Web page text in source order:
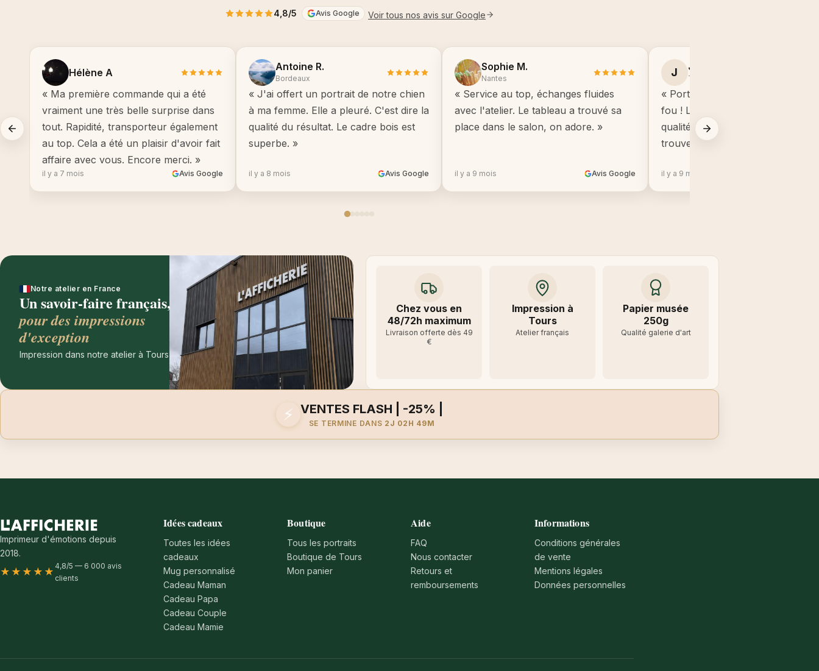
4,8/5 Avis Google Voir tous nos avis sur Google
Hélène A
« Ma première commande qui a été
vraiment une très belle surprise dans
tout. Rapidité, transporteur également
au top. Cela a été un plaisir d'avoir fait
affaire avec vous. Encore merci. »
il y a 7 mois Avis Google
Antoine R.
Bordeaux
« J'ai offert un portrait de notre chien
à ma femme. Elle a pleuré. C'est dire la
qualité du résultat. Le cadre bois est
superbe. »
il y a 8 mois Avis Google
Sophie M.
Nantes
« Service au top, échanges fluides
avec l'atelier. Le tableau a trouvé sa
place dans le salon, on adore. »
il y a 9 mois Avis Google
J Julie B.
Toulouse
« Portrait manga de mon fils, il
fou ! Le cadre est de très bonne
qualité, beaucoup mieux que ce
trouve en grande surface. »
il y a 9 mois
Notre atelier en France
Un savoir-faire français,
pour des impressions
d'exception
Impression dans notre atelier à Tours
Chez vous en
48/72h maximum
Livraison offerte dès 49
€
Impression à
Tours
Atelier français
Papier musée
250g
Qualité galerie d'art
⚡ VENTES FLASH | -25% |
SE TERMINE DANS 2J 02H 49M
Imprimeur d'émotions depuis
2018.
★★★★★ 4,8/5 — 6 000 avis
clients
Idées cadeaux
Toutes les idées
cadeaux
Mug personnalisé
Cadeau Maman
Cadeau Papa
Cadeau Couple
Cadeau Mamie
Boutique
Tous les portraits
Boutique de Tours
Mon panier
Aide
FAQ
Nous contacter
Retours et
remboursements
Informations
Conditions générales
de vente
Mentions légales
Données personnelles